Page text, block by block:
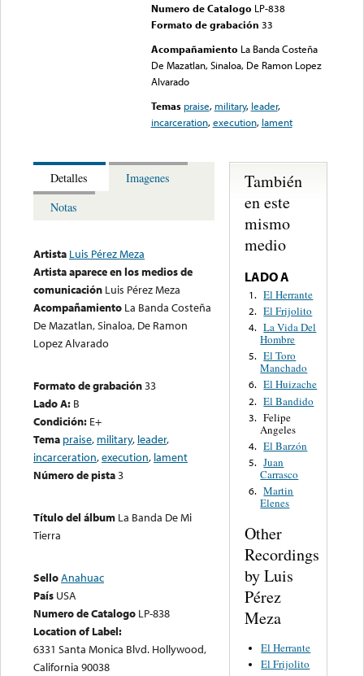
Numero de Catalogo LP-838
Formato de grabación 33
Acompañamiento La Banda Costeña
De Mazatlan, Sinaloa, De Ramon Lopez
Alvarado
Temas praise, military, leader,
incarceration,execution, lament
Detalles
Imagenes
Notas
Artista Luis Pérez Meza
Artista aparece en los medios de
comunicación Luis Pérez Meza
Acompañamiento La Banda Costeña
De Mazatlan, Sinaloa, De Ramon
Lopez Alvarado
Formato de grabación33
Lado A: B
Condición: E+
Tema praise, military, leader,
incarceration,execution, lament
Número de pista3
Título del álbum La Banda De Mi
Tierra
SelloAnahuac
País USA
Numero de Catalogo LP-838
Location of Label:
6331 Santa Monica Blvd. Hollywood,
California 90038
También
en este
mismo
medio
LADO A
1. El Herrante
2. El Frijolito
4. La Vida Del
Hombre
5. El Toro
Manchado
6. El Huizache
2. El Bandido
3. Felipe
Angeles
4. El Barzón
5. Juan
Carrasco
6. Martin
Elenes
Other
Recordings
by Luis
Pérez
Meza
El Herrante
El Frijolito